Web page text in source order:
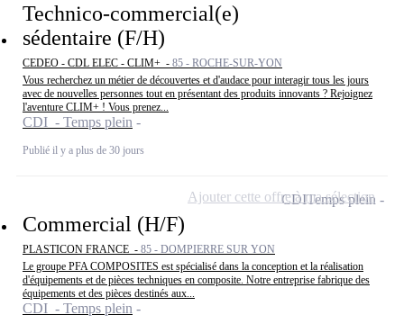
Technico-commercial(e)
sédentaire (F/H)
CEDEO - CDL ELEC - CLIM+ - 85 - ROCHE-SUR-YON
Vous recherchez un métier de découvertes et d'audace pour interagir tous les jours
avec de nouvelles personnes tout en présentant des produits innovants ? Rejoignez
l'aventure CLIM+ ! Vous prenez...
CDI - Temps plein
Publié il y a plus de 30 jours
Commercial (H/F)
PLASTICON FRANCE - 85 - DOMPIERRE SUR YON
Le groupe PFA COMPOSITES est spécialisé dans la conception et la réalisation
d'équipements et de pièces techniques en composite. Notre entreprise fabrique des
équipements et des pièces destinés aux...
CDI - Temps plein
CDITemps plein
Ajouter cette offre à ma sélection